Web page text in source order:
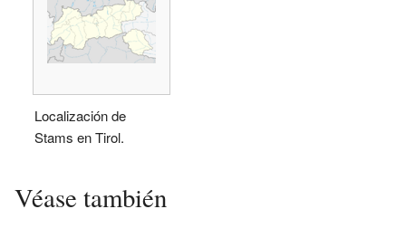
Localización de
Stams en Tirol.
Véase también